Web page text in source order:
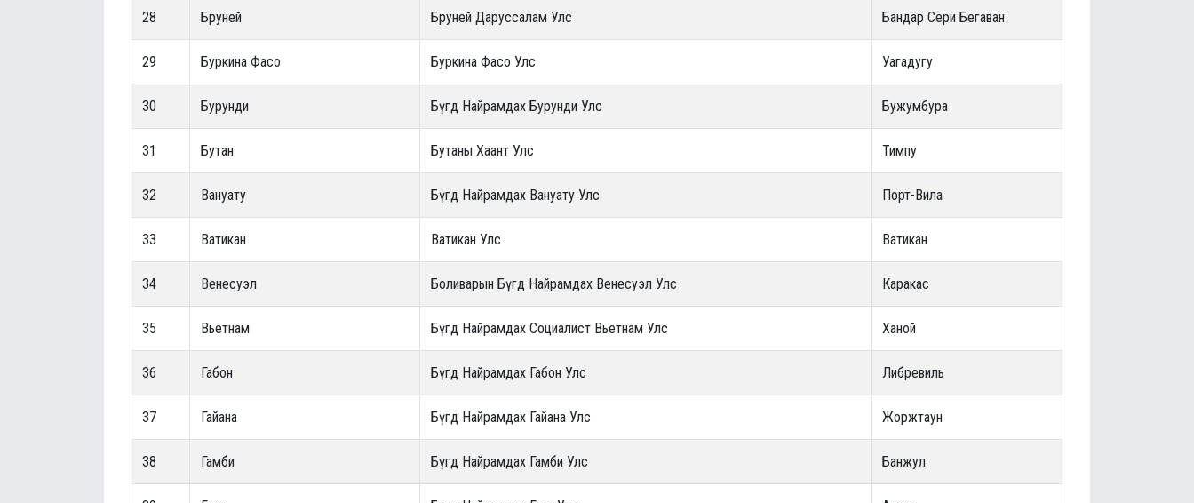
28 Бруней Бруней Даруссалам Улс Бандар Сери Бегаван
29 Буркина Фасо Буркина Фасо Улс Уагадугу
30 Бурунди Бүгд Найрамдах Бурунди Улс Бужумбура
31 Бутан Бутаны Хаант Улс Тимпу
32 Вануату Бүгд Найрамдах Вануату Улс Порт-Вила
33 Ватикан Ватикан Улс Ватикан
34 Венесуэл Боливарын Бүгд Найрамдах Венесуэл Улс Каракас
35 Вьетнам Бүгд Найрамдах Социалист Вьетнам Улс Ханой
36 Габон Бүгд Найрамдах Габон Улс Либревиль
37 Гайана Бүгд Найрамдах Гайана Улс Жоржтаун
38 Гамби Бүгд Найрамдах Гамби Улс Банжул